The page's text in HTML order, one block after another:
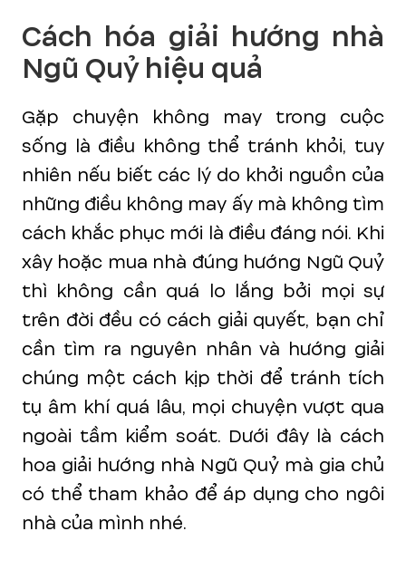
Cách hóa giải hướng nhà
Ngũ Quỷ hiệu quả
Gặp chuyện không may trong cuộc
sống là điều không thể tránh khỏi, tuy
nhiên nếu biết các lý do khởi nguồn của
những điều không may ấy mà không tìm
cách khắc phục mới là điều đáng nói. Khi
xây hoặc mua nhà đúng hướng Ngũ Quỷ
thì không cần quá lo lắng bởi mọi sự
trên đời đều có cách giải quyết, bạn chỉ
cần tìm ra nguyên nhân và hướng giải
chúng một cách kịp thời để tránh tích
tụ âm khí quá lâu, mọi chuyện vượt qua
ngoài tầm kiểm soát. Dưới đây là cách
hoa giải hướng nhà Ngũ Quỷ mà gia chủ
có thể tham khảo để áp dụng cho ngôi
nhà của mình nhé.